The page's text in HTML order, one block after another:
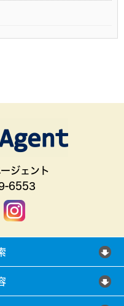
ジェント
6553